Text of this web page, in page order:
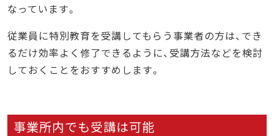
なっています。
従業員に特別教育を受講してもらう事業者の方は、でき
るだけ効率よく修了できるように、受講方法などを検討
しておくことをおすすめします。
事業所内でも受講は可能